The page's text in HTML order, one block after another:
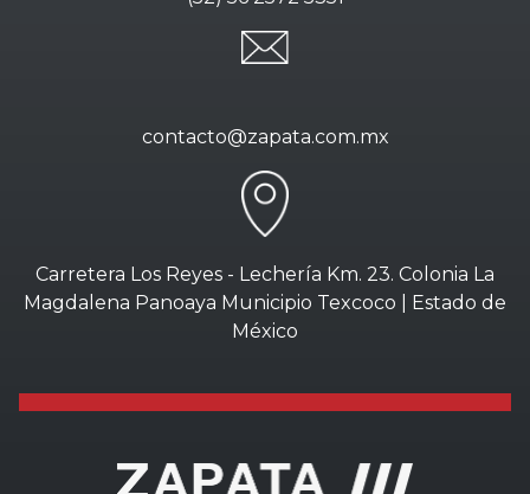
contacto@zapata.com.mx
Carretera Los Reyes - Lechería Km. 23. Colonia La
Magdalena Panoaya Municipio Texcoco | Estado de
México